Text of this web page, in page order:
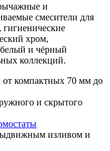
и
смесители для
хром,
и чёрный
коллекций.
от компактных 70 мм до
и скрытого
изливом и